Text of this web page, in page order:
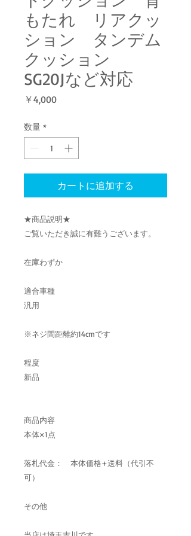
もたれ リアクッ
ション タンデム
クッション
SG20Jなど対応
￥4,000価
数量 *
カートに追加する
★商品説明★
ご覧いただき誠に有難うございます。
在庫わずか
適合車種
汎用
※ネジ間距離約14cmです
程度
新品
商品内容
本体×1点
落札代金： 本体価格+送料（代引不
可）
その他